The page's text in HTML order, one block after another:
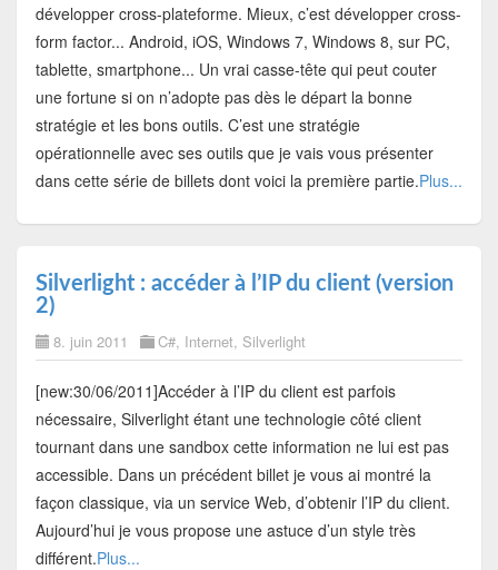
développer cross-plateforme. Mieux, c’est développer cross-
form factor... Android, iOS, Windows 7, Windows 8, sur PC,
tablette, smartphone... Un vrai casse-tête qui peut couter
une fortune si on n’adopte pas dès le départ la bonne
stratégie et les bons outils. C’est une stratégie
opérationnelle avec ses outils que je vais vous présenter
dans cette série de billets dont voici la première partie.Plus...
Silverlight : accéder à l’IP du client (version
2)
8. juin 2011 C#, Internet, Silverlight
[new:30/06/2011]Accéder à l’IP du client est parfois
nécessaire, Silverlight étant une technologie côté client
tournant dans une sandbox cette information ne lui est pas
accessible. Dans un précédent billet je vous ai montré la
façon classique, via un service Web, d’obtenir l’IP du client.
Aujourd’hui je vous propose une astuce d’un style très
différent.Plus...